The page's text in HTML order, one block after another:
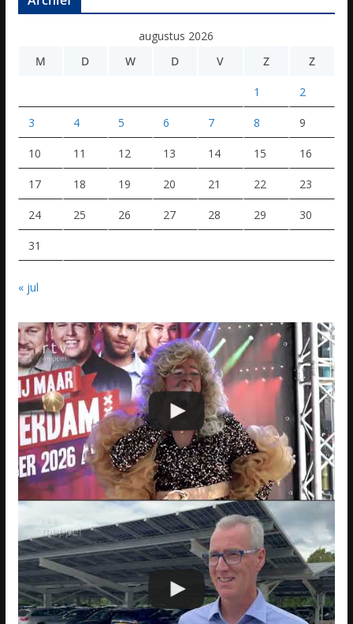
augustus 2026
M
D W D V Z Z
1 2
3 4 5 6 7 8 9
10 11 12 13 14 15 16
17 18 19 20 21 22 23
24 25 26 27 28 29 30
31
« jul